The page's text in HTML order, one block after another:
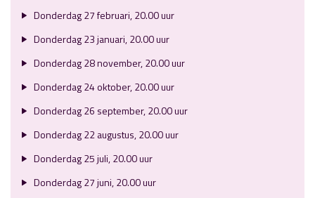
Donderdag 27 februari, 20.00 uur
Donderdag 23 januari, 20.00 uur
Donderdag 28 november, 20.00 uur
Donderdag 24 oktober, 20.00 uur
Donderdag 26 september, 20.00 uur
Donderdag 22 augustus, 20.00 uur
Donderdag 25 juli, 20.00 uur
Donderdag 27 juni, 20.00 uur